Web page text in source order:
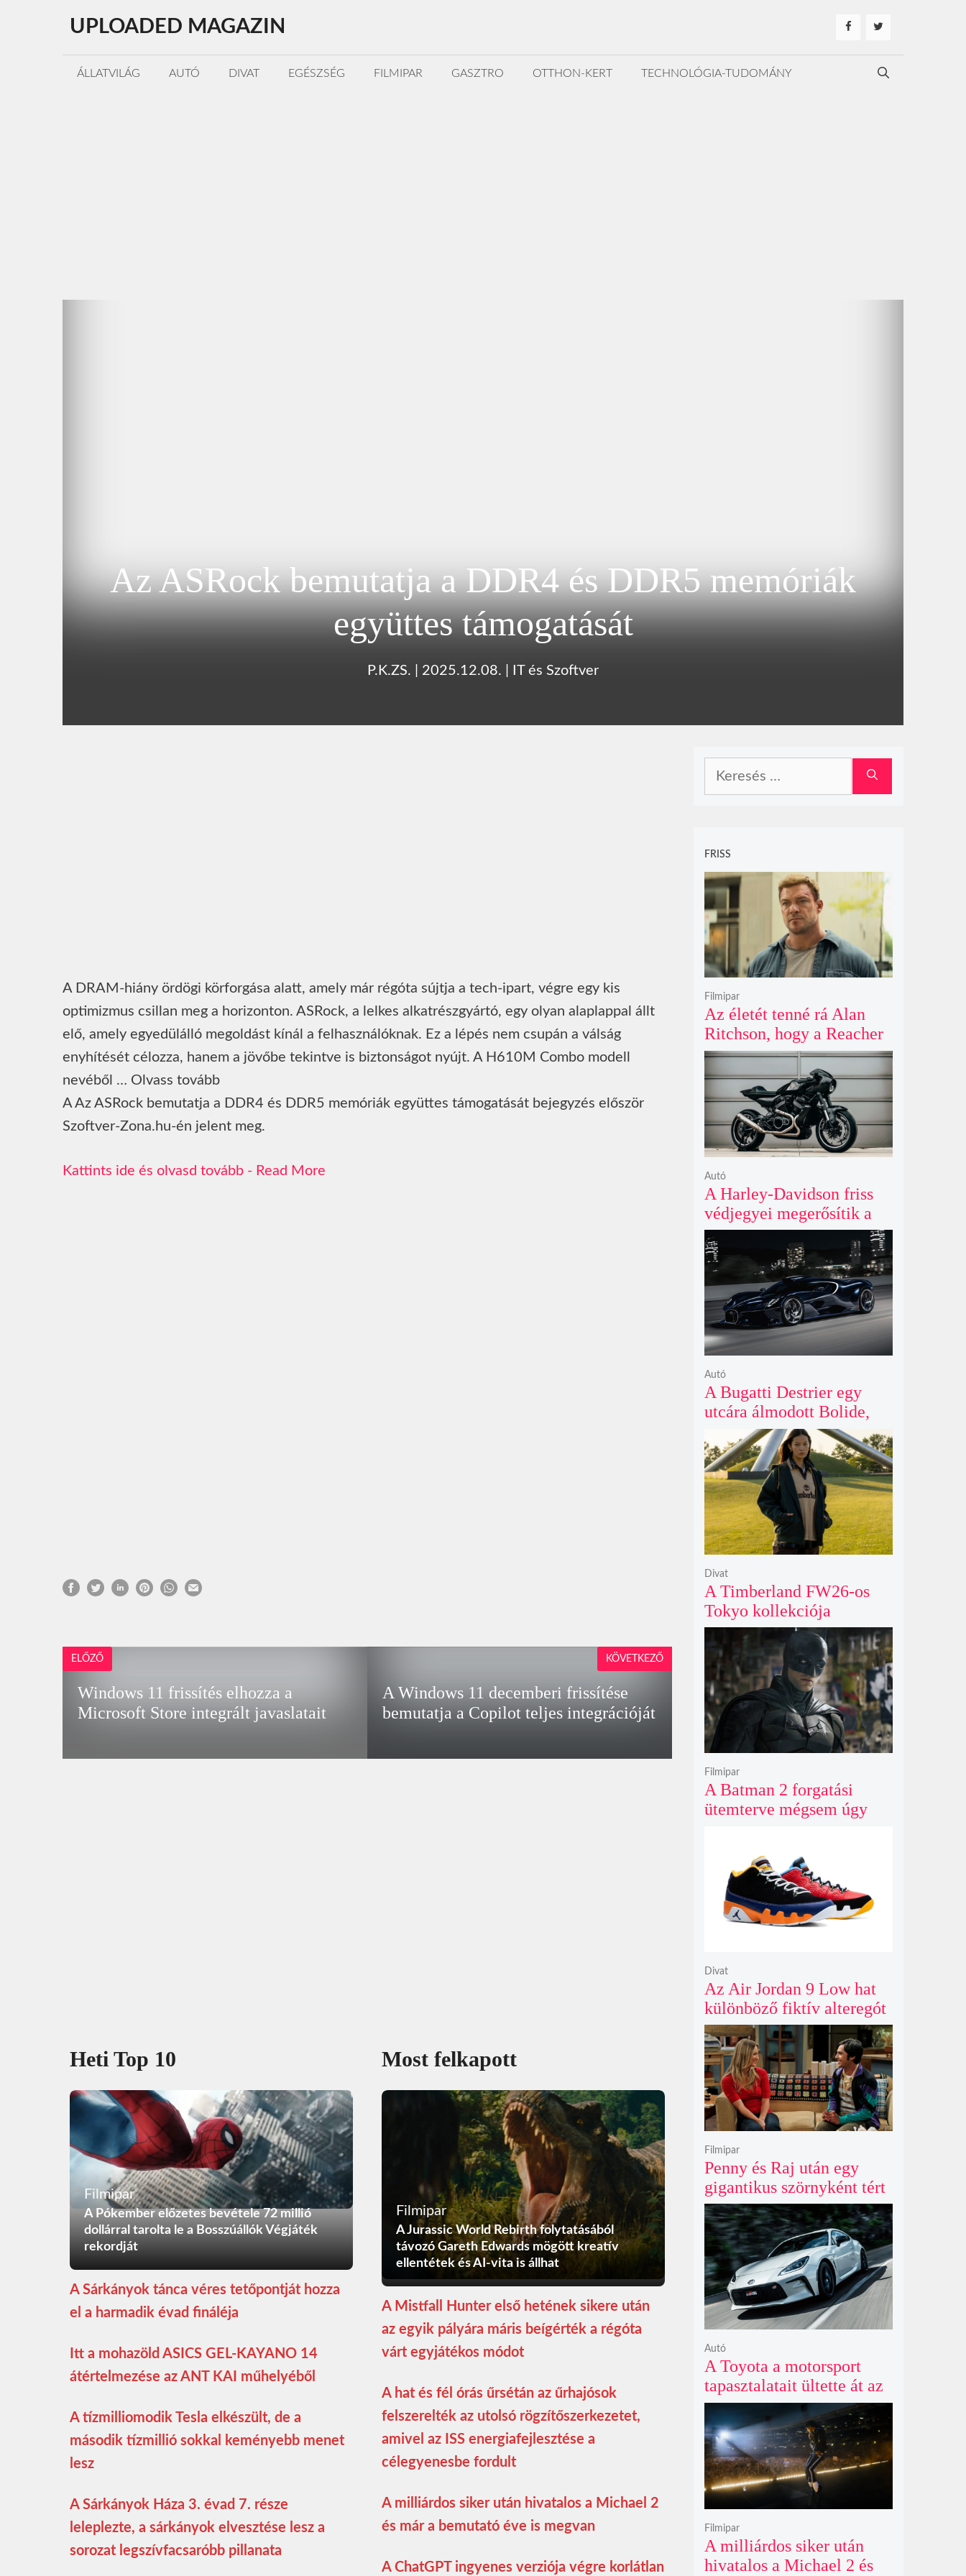
tartalomba
UPLOADED MAGAZIN
ÁLLATVILÁG AUTÓ DIVAT EGÉSZSÉG FILMIPAR GASZTRO OTTHON-KERT TECHNOLÓGIA-TUDOMÁNY
Az ASRock bemutatja a DDR4 és DDR5 memóriák
együttes támogatását
P.K.ZS. 2025.12.08. IT és Szoftver
A DRAM-hiány ördögi körforgása alatt, amely már régóta sújtja a tech-ipart, végre egy kis
optimizmus csillan meg a horizonton. ASRock, a lelkes alkatrészgyártó, egy olyan alaplappal állt
elő, amely egyedülálló megoldást kínál a felhasználóknak. Ez a lépés nem csupán a válság
enyhítését célozza, hanem a jövőbe tekintve is biztonságot nyújt. A H610M Combo modell
nevéből … Olvass tovább
A Az ASRock bemutatja a DDR4 és DDR5 memóriák együttes támogatását bejegyzés először
Szoftver-Zona.hu-én jelent meg.
Read More
ELŐZŐ
Windows 11 frissítés elhozza a
Microsoft Store integrált javaslatait
A Windows 11 decemberi frissítése
bemutatja a Copilot teljes integrációját
KÖVETKEZŐ
Heti Top 10
Filmipar
A Pókember előzetes bevétele 72 millió
dollárral tarolta le a Bosszúállók Végjáték
rekordját
A Sárkányok tánca véres tetőpontját hozza
el a harmadik évad fináléja
Itt a mohazöld ASICS GEL-KAYANO 14
átértelmezése az ANT KAI műhelyéből
A tízmilliomodik Tesla elkészült, de a
második tízmillió sokkal keményebb menet
lesz
A Sárkányok Háza 3. évad 7. része
leleplezte, a sárkányok elvesztése lesz a
sorozat legszívfacsaróbb pillanata
Most felkapott
Filmipar
A Jurassic World Rebirth folytatásából
távozó Gareth Edwards mögött kreatív
ellentétek és AI-vita is állhat
A Mistfall Hunter első hetének sikere után
az egyik pályára máris beígérték a régóta
várt egyjátékos módot
A hat és fél órás űrsétán az űrhajósok
felszerelték az utolsó rögzítőszerkezetet,
amivel az ISS energiafejlesztése a
célegyenesbe fordult
A milliárdos siker után hivatalos a Michael 2
és már a bemutató éve is megvan
A ChatGPT ingyenes verziója végre korlátlan
FRISS
Az életét tenné rá Alan
Ritchson, hogy a Reacher
negyedik évada mindent
felülmúl
Filmipar
A Harley-Davidson friss
védjegyei megerősítik a
lenyűgöző café racer és
flat tracker szériagyártását
Autó
A Bugatti Destrier egy
utcára álmodott Bolide,
ami a pályaautók
brutalitását öltözteti
egyedi karosszériába
Autó
A Timberland FW26-os
Tokyo kollekciója
flanellel, kordbársonnyal
és bőrrel gondolja újra az
időtlen örökséget
Divat
A Batman 2 forgatási
ütemterve mégsem úgy
Filmipar
Az Air Jordan 9 Low hat
különböző fiktív alteregót
gyúr egyetlen őrült
dizájnba
Divat
Penny és Raj után egy
gigantikus szörnyként tért
vissza valaki az
Agymenők legújabb spin-
offjában
Filmipar
A Toyota a motorsport
tapasztalatait ültette át az
új GR86 vezethetőségébe
és biztonságába
Autó
A milliárdos siker után
hivatalos a Michael 2 és
Filmipar